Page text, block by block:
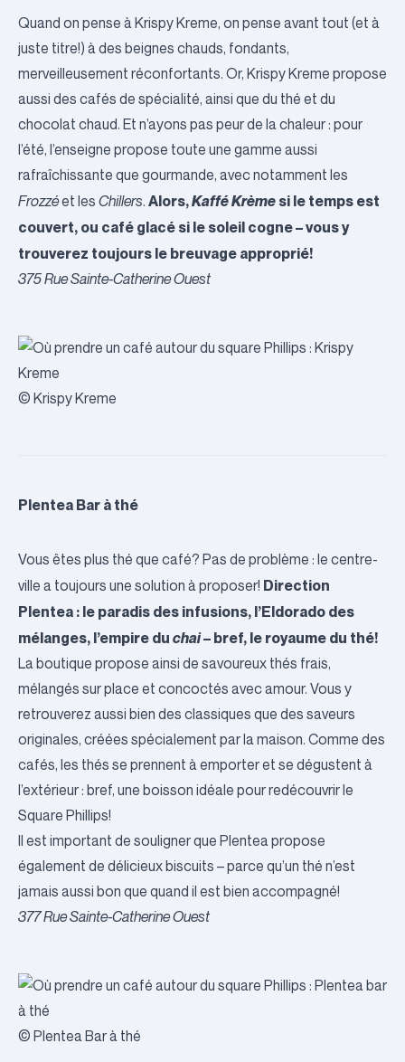
Quand on pense à Krispy Kreme, on pense avant tout (et à
juste titre!) à des beignes chauds, fondants,
merveilleusement réconfortants. Or, Krispy Kreme propose
aussi des cafés de spécialité, ainsi que du thé et du
chocolat chaud. Et n’ayons pas peur de la chaleur : pour
l’été, l’enseigne propose toute une gamme aussi
rafraîchissante que gourmande, avec notamment les
Frozzéet les Chillers. Alors,Kaffé Krème si le temps est
couvert, ou café glacé si le soleil cogne – vous y
trouverez toujours le breuvage approprié!
375 Rue Sainte-Catherine Ouest
© Krispy Kreme
Plentea Bar à thé
Vous êtes plus thé que café? Pas de problème : le centre-
ville a toujours une solution à proposer! Direction
Plentea : le paradis des infusions, l’Eldorado des
mélanges, l’empire du chai– bref, le royaume du thé!
La boutique propose ainsi de savoureux thés frais,
mélangés sur place et concoctés avec amour. Vous y
retrouverez aussi bien des classiques que des saveurs
originales, créées spécialement par la maison. Comme des
cafés, les thés se prennent à emporter et se dégustent à
l’extérieur : bref, une boisson idéale pour redécouvrir le
Square Phillips!
Il est important de souligner que Plentea propose
également de délicieux biscuits – parce qu’un thé n’est
jamais aussi bon que quand il est bien accompagné!
377 Rue Sainte-Catherine Ouest
© Plentea Bar à thé